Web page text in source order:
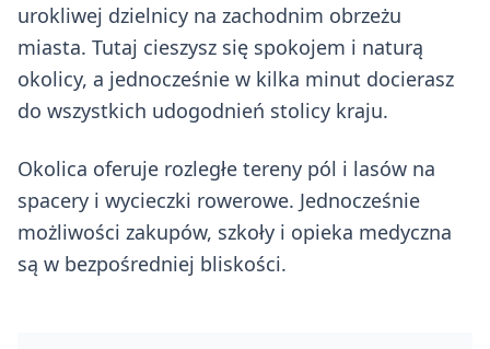
urokliwej dzielnicy na zachodnim obrzeżu
miasta. Tutaj cieszysz się spokojem i naturą
okolicy, a jednocześnie w kilka minut docierasz
do wszystkich udogodnień stolicy kraju.
Okolica oferuje rozległe tereny pól i lasów na
spacery i wycieczki rowerowe. Jednocześnie
możliwości zakupów, szkoły i opieka medyczna
są w bezpośredniej bliskości.